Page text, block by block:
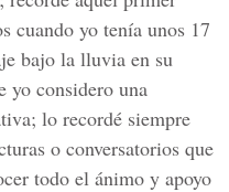
cuando yo tenía unos 17
bajo la lluvia en su
yo considero una
lo recordé siempre
o conversatorios que
todo el ánimo y apoyo